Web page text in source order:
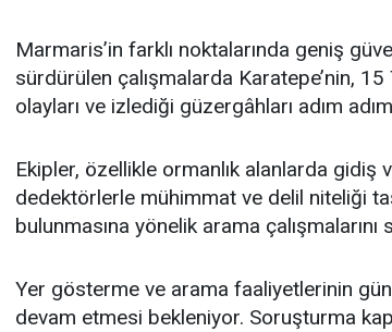
Marmaris’in farklı noktalarında geniş
sürdürülen çalışmalarda Karatepe’nin,
olayları ve izlediği güzergâhları adım
Ekipler, özellikle ormanlık alanlarda gidiş
dedektörlerle mühimmat ve delil niteliği
bulunmasına yönelik arama çalışmalarını
Yer gösterme ve arama faaliyetlerinin
devam etmesi bekleniyor. Soruşturma